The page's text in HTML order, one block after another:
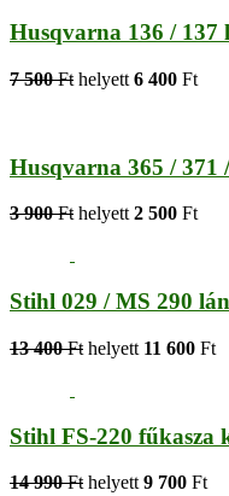
Husqvarna 136 / 137
7 500 Ft helyett 6 400 Ft
Husqvarna 365 / 371
3 900 Fthelyett2 500 Ft
Stihl 029 / MS 290
13 400 Ft helyett 11 600 Ft
Stihl FS-220 fűkasza
14 990 Ft helyett 9 700 Ft